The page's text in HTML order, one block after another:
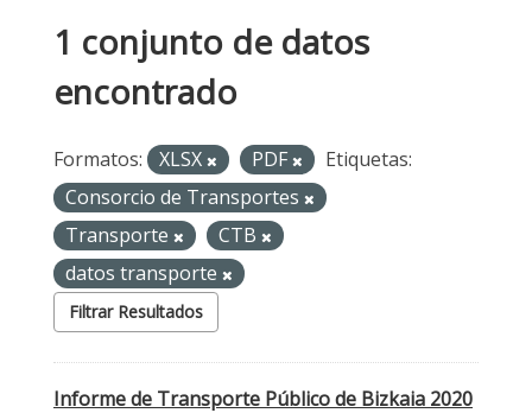
1 conjunto de datos
encontrado
Formatos: XLSX PDF
Etiquetas:
Consorcio de Transportes
Transporte
CTB
datos transporte
Filtrar Resultados
Informe de Transporte Público de Bizkaia 2020